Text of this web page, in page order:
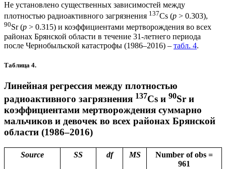
Не установлено существенных зависимостей между
плотностью радиоактивного загрязнения 137Cs (p > 0.303),
90Sr (p > 0.315) и коэффициентами мертворождения во всех
районах Брянской области в течение 31-летнего периода
после Чернобыльской катастрофы (1986–2016) – табл. 4.
Таблица 4.
Линейная регрессия между плотностью
радиоактивного загрязнения 137Cs и 90Sr и
коэффициентами мертворождения суммарно
мальчиков и девочек во всех районах Брянской
области (1986–2016)
Source SS df MS
Number of obs =
961